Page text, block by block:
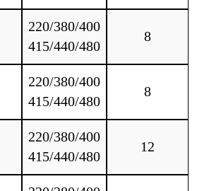
220/380/400
415/440/480
8
220/380/400
415/440/480
8
220/380/400
415/440/480
12